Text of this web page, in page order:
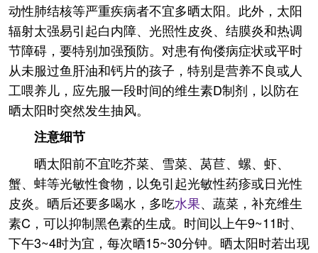
动性肺结核等严重疾病者不宜多晒太阳。此外，太阳
辐射太强易引起白内障、光照性皮炎、结膜炎和热调
节障碍，要特别加强预防。对患有佝偻病症状或平时
从未服过鱼肝油和钙片的孩子，特别是营养不良或人
工喂养儿，应先服一段时间的维生素D制剂，以防在
晒太阳时突然发生抽风。
注意细节
晒太阳前不宜吃芥菜、雪菜、莴苣、螺、虾、
蟹、蚌等光敏性食物，以免引起光敏性药疹或日光性
皮炎。晒后还要多喝水，多吃水果、蔬菜，补充维生
素C，可以抑制黑色素的生成。时间以上午9~11时、
下午3~4时为宜，每次晒15~30分钟。晒太阳时若出现